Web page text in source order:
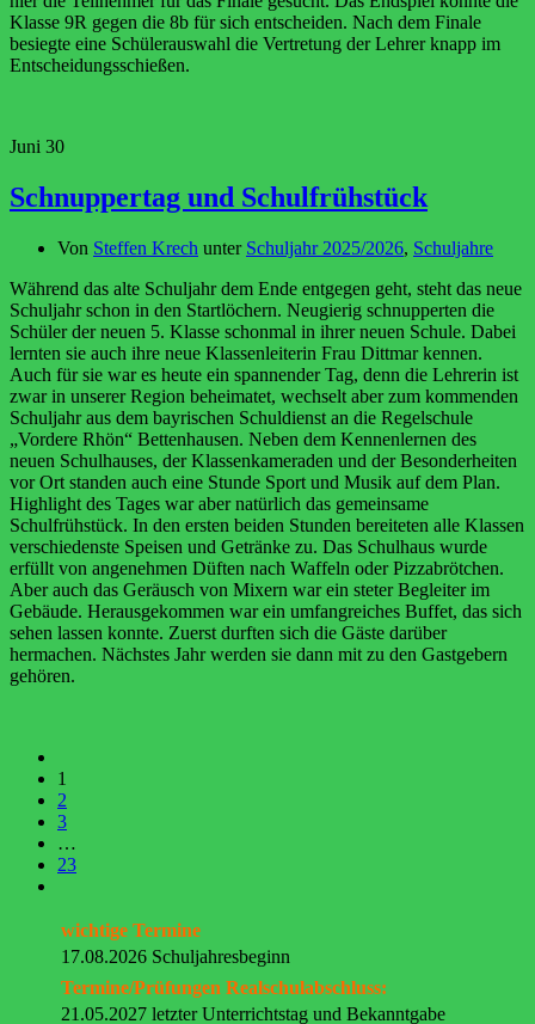
Klasse 9R gegen die 8b für sich entscheiden. Nach dem Finale
besiegte eine Schülerauswahl die Vertretung der Lehrer knapp im
Entscheidungsschießen.
Juni 30
Schnuppertag und Schulfrühstück
Von Steffen Krech unter Schuljahr 2025/2026, Schuljahre
Während das alte Schuljahr dem Ende entgegen geht, steht das neue
Schuljahr schon in den Startlöchern. Neugierig schnupperten die
Schüler der neuen 5. Klasse schonmal in ihrer neuen Schule. Dabei
lernten sie auch ihre neue Klassenleiterin Frau Dittmar kennen.
Auch für sie war es heute ein spannender Tag, denn die Lehrerin ist
zwar in unserer Region beheimatet, wechselt aber zum kommenden
Schuljahr aus dem bayrischen Schuldienst an die Regelschule
„Vordere Rhön“ Bettenhausen. Neben dem Kennenlernen des
neuen Schulhauses, der Klassenkameraden und der Besonderheiten
vor Ort standen auch eine Stunde Sport und Musik auf dem Plan.
Highlight des Tages war aber natürlich das gemeinsame
Schulfrühstück. In den ersten beiden Stunden bereiteten alle Klassen
verschiedenste Speisen und Getränke zu. Das Schulhaus wurde
erfüllt von angenehmen Düften nach Waffeln oder Pizzabrötchen.
Aber auch das Geräusch von Mixern war ein steter Begleiter im
Gebäude. Herausgekommen war ein umfangreiches Buffet, das sich
sehen lassen konnte. Zuerst durften sich die Gäste darüber
hermachen. Nächstes Jahr werden sie dann mit zu den Gastgebern
gehören.
1
2
3
…
23
wichtige Termine
17.08.2026 Schuljahresbeginn
Termine/Prüfungen Realschulabschluss:
21.05.2027 letzter Unterrichtstag und Bekanntgabe